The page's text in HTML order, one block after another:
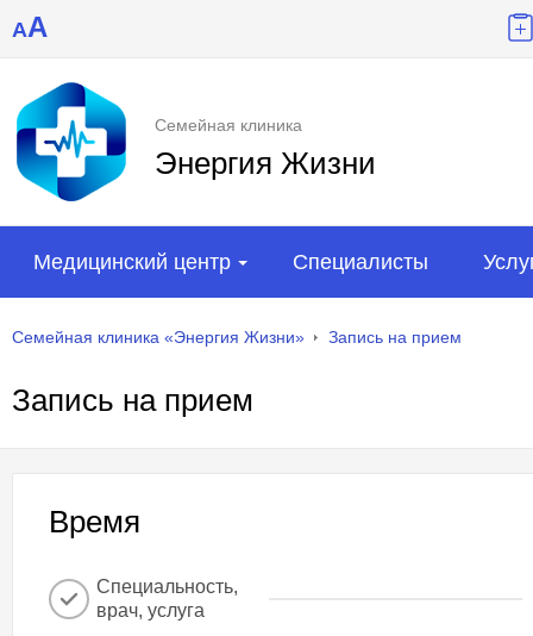
AA
Семейная клиника
Энергия Жизни
Медицинский центр Специалисты
Семейная клиника «Энергия Жизни» Запись на прием
Запись на прием
Время
Специальность,
врач, услуга